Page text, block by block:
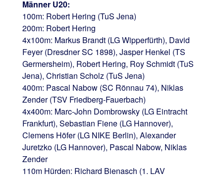
Männer U20:
100m: Robert Hering (TuS Jena)
200m: Robert Hering
4x100m: Markus Brandt (LG Wipperfürth), David
Feyer (Dresdner SC 1898), Jasper Henkel (TS
Germersheim), Robert Hering, Roy Schmidt (TuS
Jena), Christian Scholz (TuS Jena)
400m: Pascal Nabow (SC Rönnau 74), Niklas
Zender (TSV Friedberg-Fauerbach)
4x400m: Marc-John Dombrowsky (LG Eintracht
Frankfurt), Sebastian Fiene (LG Hannover),
Clemens Höfer (LG NIKE Berlin), Alexander
Juretzko (LG Hannover), Pascal Nabow, Niklas
Zender
110m Hürden: Richard Bienasch (1. LAV